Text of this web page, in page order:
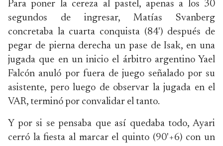
Para poner la cereza al pastel, apenas a los 30
segundos de ingresar, Matías Svanberg
concretaba la cuarta conquista (84') después de
pegar de pierna derecha un pase de Isak, en una
jugada que en un inicio el árbitro argentino Yael
Falcón anuló por fuera de juego señalado por su
asistente, pero luego de observar la jugada en el
VAR, terminó por convalidar el tanto.
Y por si se pensaba que así quedaba todo, Ayari
cerró la fiesta al marcar el quinto (90'+6) con un